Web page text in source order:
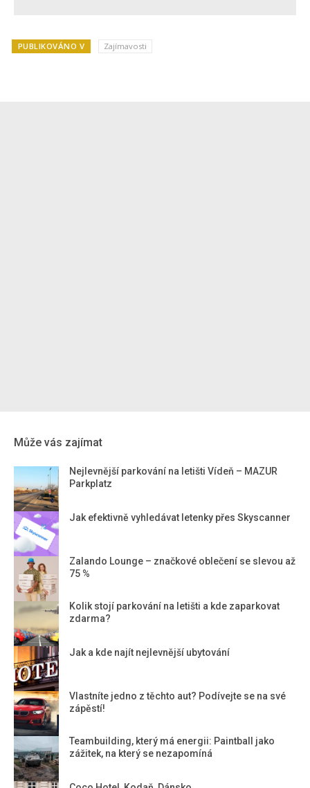
PUBLIKOVÁNO V Zajímavosti
Může vás zajímat
Nejlevnější parkování na letišti Vídeň – MAZUR
Parkplatz
Jak efektivně vyhledávat letenky přes Skyscanner
Zalando Lounge – značkové oblečení se slevou až
75 %
Kolik stojí parkování na letišti a kde zaparkovat
zdarma?
Jak a kde najít nejlevnější ubytování
Vlastníte jedno z těchto aut? Podívejte se na své
zápěstí!
Teambuilding, který má energii: Paintball jako
zážitek, na který se nezapomíná